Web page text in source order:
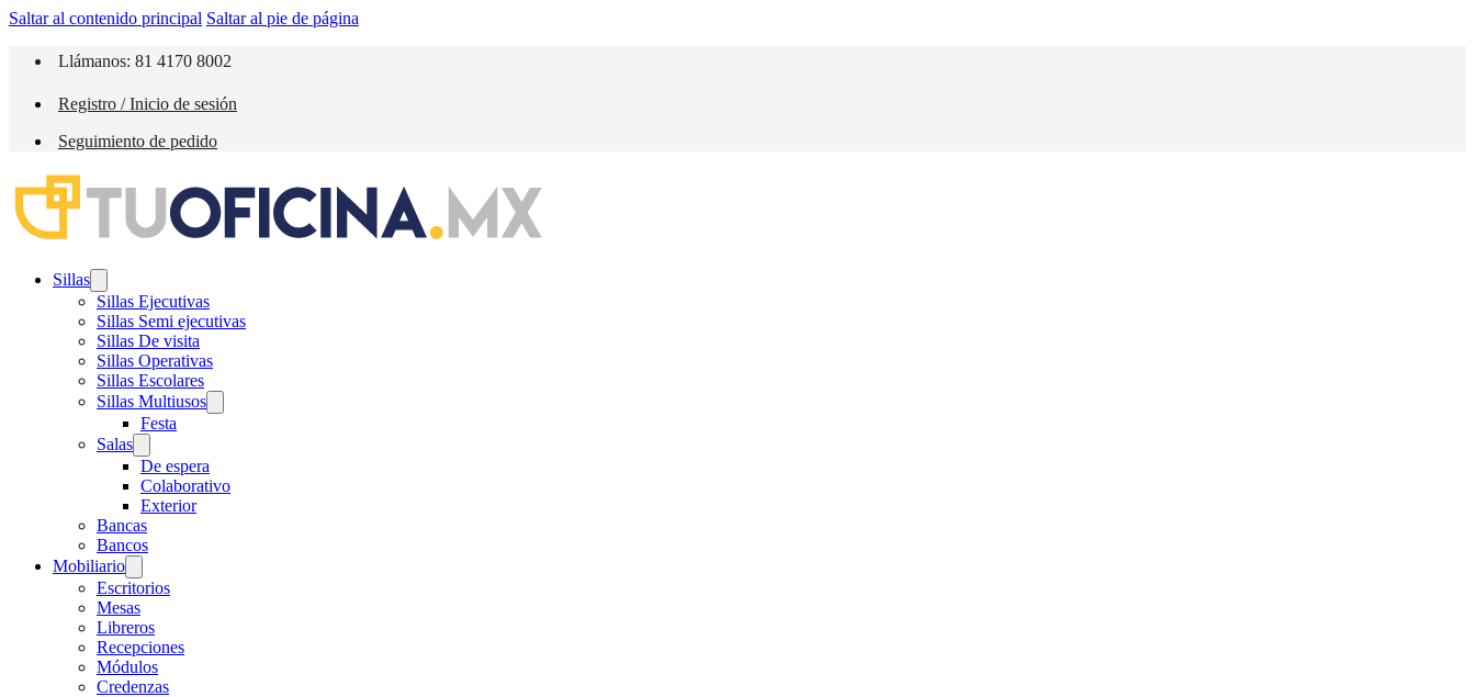
Saltar al contenido principal Saltar al pie de página
Llámanos: 81 4170 8002
Registro / Inicio de sesión
Seguimiento de pedido
Sillas
Sillas Ejecutivas
Sillas Semi ejecutivas
Sillas De visita
Sillas Operativas
Sillas Escolares
Sillas Multiusos
Festa
Salas
De espera
Colaborativo
Exterior
Bancas
Bancos
Mobiliario
Escritorios
Mesas
Libreros
Recepciones
Módulos
Credenzas